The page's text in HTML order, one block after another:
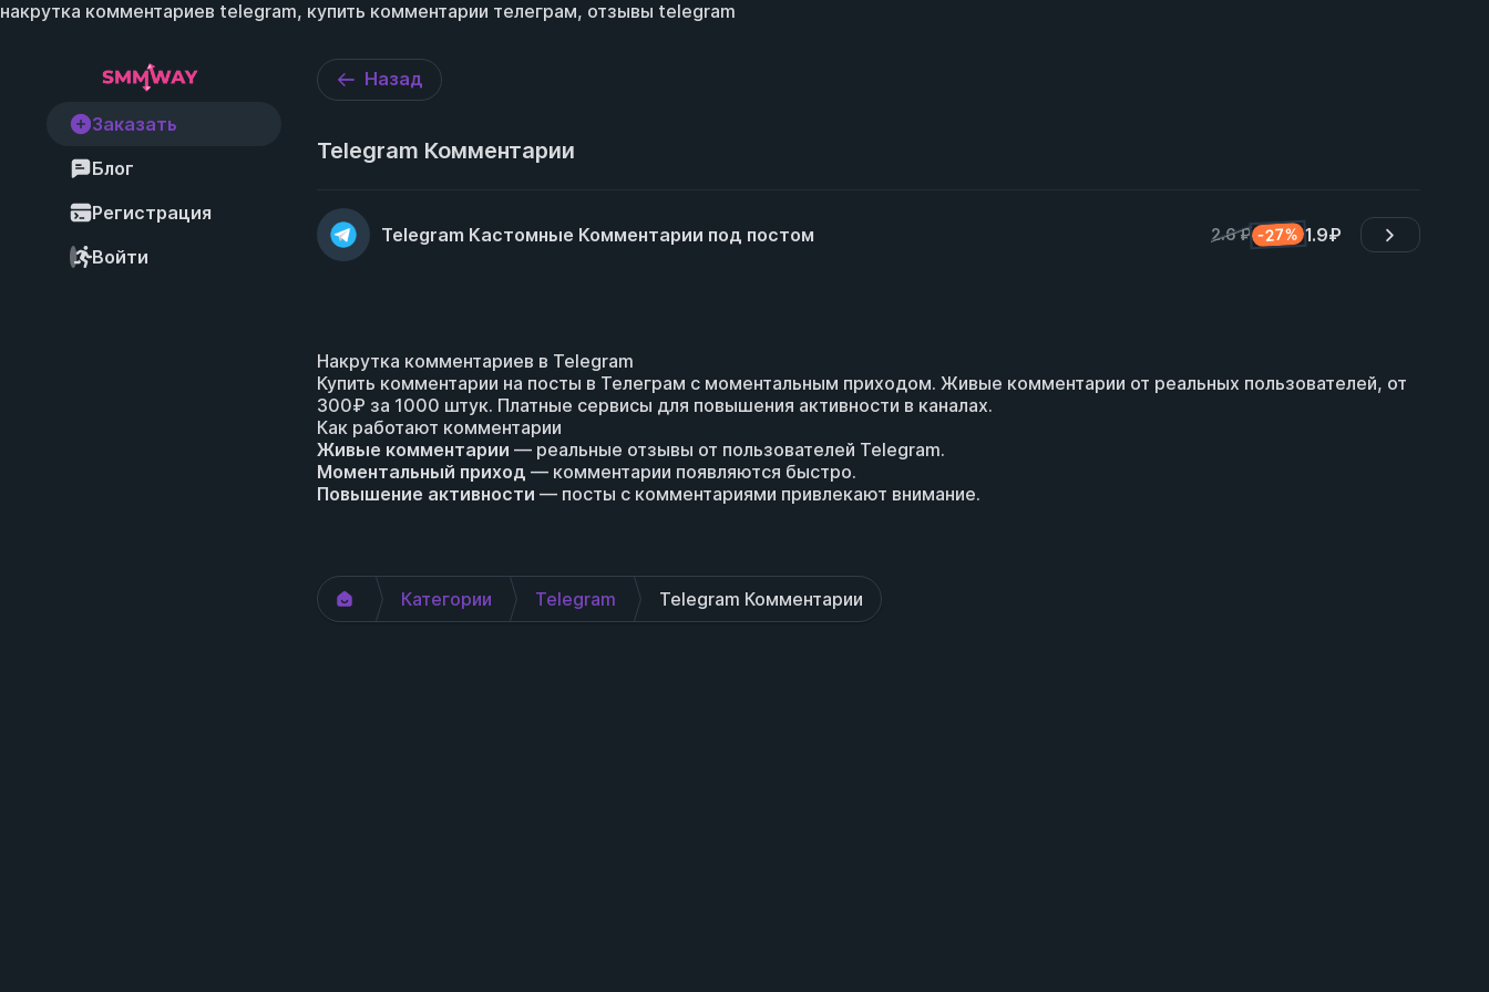
накрутка комментариев telegram, купить комментарии телеграм, отзывы telegram
Заказать
Блог
Регистрация
Войти
Назад
Telegram Комментарии
Telegram Кастомные Комментарии под постом 2.6 ₽ -27% 1.9₽
Накрутка комментариев в Telegram
Купить комментарии на посты в Телеграм с моментальным приходом. Живые комментарии от реальных пользователей, от
300₽ за 1000 штук. Платные сервисы для повышения активности в каналах.
Как работают комментарии
Живые комментарии — реальные отзывы от пользователей Telegram.
Моментальный приход — комментарии появляются быстро.
Повышение активности — посты с комментариями привлекают внимание.
Категории Telegram Telegram Комментарии